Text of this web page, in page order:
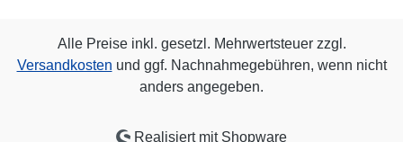
Alle Preise inkl. gesetzl. Mehrwertsteuer zzgl.
Versandkosten und ggf. Nachnahmegebühren, wenn nicht
anders angegeben.
Realisiert mit Shopware